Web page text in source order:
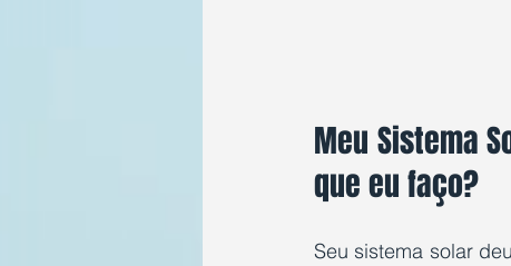
Meu Sistema
que eu faço?
Seu sistema solar